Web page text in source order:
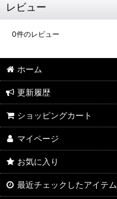
レビュー
0件のレビュー
ホーム
更新履歴
ショッピングカート
マイページ
お気に入り
最近チェックしたアイテム